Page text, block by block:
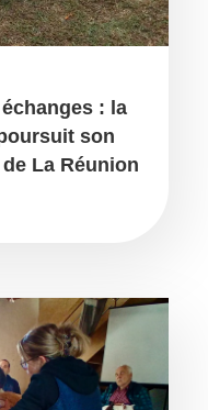
: la
son
La Réunion